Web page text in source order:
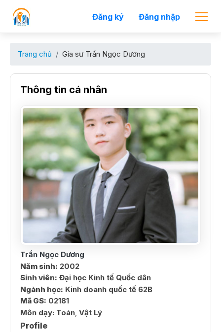
Đăng ký Đăng nhập
Trang chủ Gia sư Trần Ngọc Dương
Thông tin cá nhân
Trần Ngọc Dương
Năm sinh: 2002
Sinh viên: Đại học Kinh tế Quốc dân
Ngành học: Kinh doanh quốc tế 62B
Mã GS: 02181
Môn dạy: Toán, Vật Lý
Profile